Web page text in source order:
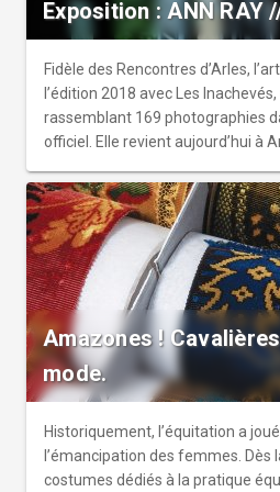
Exposition : ANN RAY
Fidèle des Rencontres d’Arles,
l’édition 2018 avec Les
rassemblant 169 photographies
officiel. Elle revient aujourd’hui à
l’indicible à travers un parcours
de création. Dialoguant avec le
coeur d’Arles, l’exposition Fragile
profondément personnelle, où se
apparition, disparition, songe et
Amazones !
mode.
Historiquement, l’équitation a
l’émancipation des femmes. Dès
costumes dédiés à la pratique